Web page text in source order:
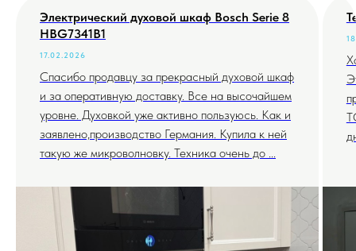
Электрический духовой шкаф Bosch Serie 8
HBG7341B1
17.02.2026
Спасибо продавцу за прекрасный духовой шкаф
и за оперативную доставку. Все на высочайшем
уровне. Духовкой уже активно пользуюсь. Как и
заявлено,производство Германия. Купила к ней
такую же микроволновку. Техника очень до ...